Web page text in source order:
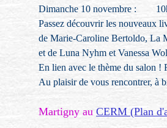
Dimanche 10 novembre :
Passez découvrir les nouveaux
de Marie-Caroline Bertoldo, La
et de Luna Nyhm et Vanessa
En lien avec le thème du salon !
Au plaisir de vous rencontrer, à
Martigny au CERM (Plan